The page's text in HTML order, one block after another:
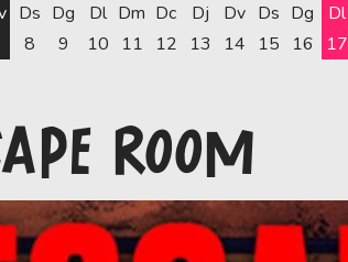
Ds
8
Dg
9
Dl
10
Dm
11
Dc
12
Dj
13
Dv
14
Ds
15
Dg
16
Dl
17
ROOM